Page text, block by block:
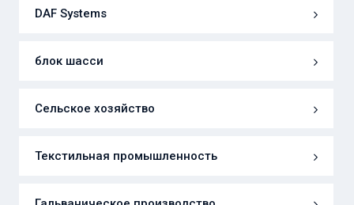
DAF Systems
блок шасси
Сельское хозяйство
Текстильная промышленность